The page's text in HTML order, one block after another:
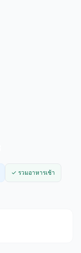
✓ รวมอาหารเช้า